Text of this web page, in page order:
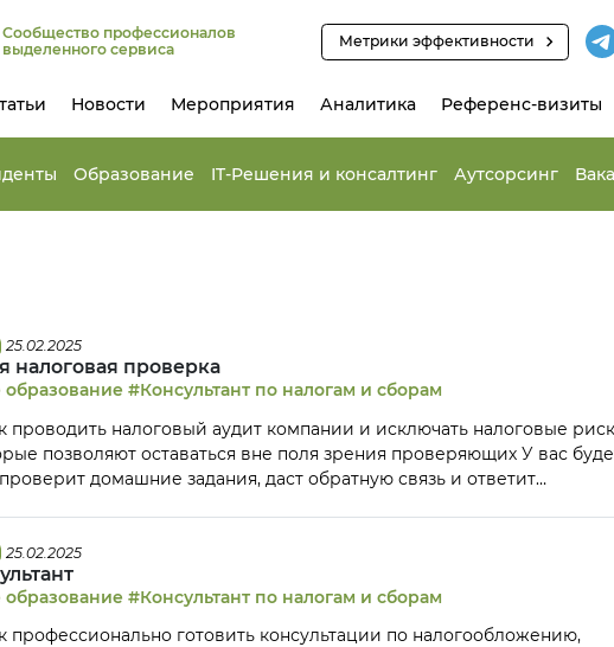
Сообщество профессионалов
выделенного сервиса
Метрики эффективности
Новости Мероприятия Аналитика Референс-визиты
Образование IT-Решения и консалтинг Аутсорсинг
25.02.2025
налоговая проверка
#Консультант по налогам и сборам
проводить налоговый аудит компании и исключать налоговые
позволяют оставаться вне поля зрения проверяющих У вас
домашние задания, даст обратную связь и ответит
и всех домашних заданий)
25.02.2025
#Консультант по налогам и сборам
профессионально готовить консультации по налогообложению,